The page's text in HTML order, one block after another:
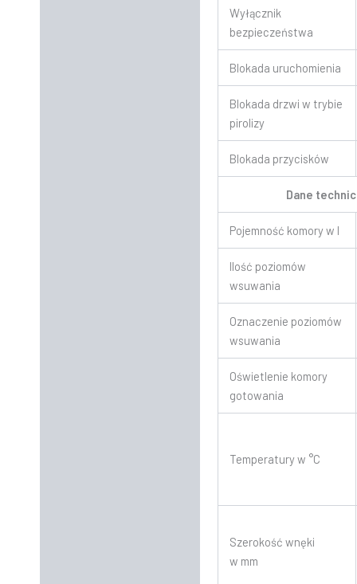
Wyłącznik
bezpieczeństwa
Blokada uruchomienia
Blokada drzwi w trybie
pirolizy
Blokada przycisków
Dane
Pojemność komory w l
Ilość poziomów
wsuwania
Oznaczenie poziomów
wsuwania
Oświetlenie komory
gotowania
Temperatury w °C
Szerokość wnęki
w mm